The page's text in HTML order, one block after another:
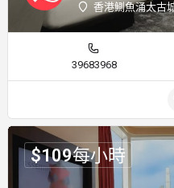
香港鰂魚涌太古
39683968
$109每小時